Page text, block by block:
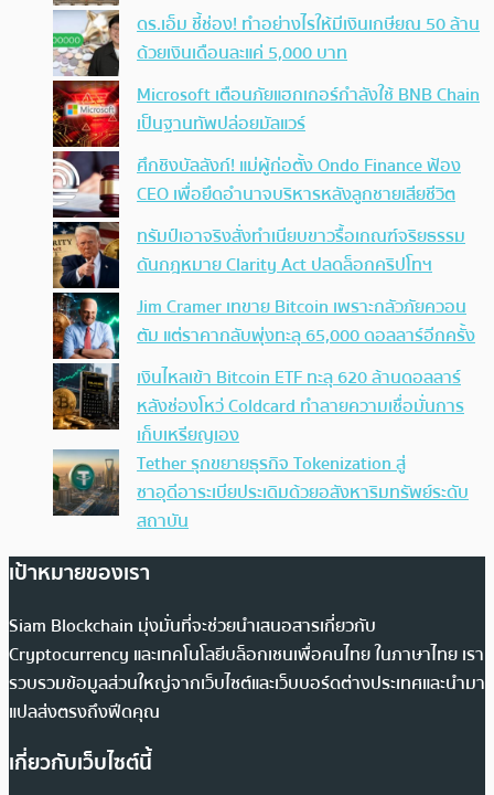
ดร.เอ็ม ชี้ช่อง! ทำอย่างไรให้มีเงินเกษียณ 50 ล้าน
ด้วยเงินเดือนละแค่ 5,000 บาท
Microsoft เตือนภัยแฮกเกอร์กำลังใช้ BNB Chain
เป็นฐานทัพปล่อยมัลแวร์
ศึกชิงบัลลังก์! แม่ผู้ก่อตั้ง Ondo Finance ฟ้อง
CEO เพื่อยึดอำนาจบริหารหลังลูกชายเสียชีวิต
ทรัมป์เอาจริง สั่งทำเนียบขาวรื้อเกณฑ์จริยธรรม
ดันกฎหมาย Clarity Act ปลดล็อกคริปโทฯ
Jim Cramer เทขาย Bitcoin เพราะกลัวภัยควอน
ตัม แต่ราคากลับพุ่งทะลุ 65,000 ดอลลาร์อีกครั้ง
เงินไหลเข้า Bitcoin ETF ทะลุ 620 ล้านดอลลาร์
หลังช่องโหว่ Coldcard ทำลายความเชื่อมั่นการ
เก็บเหรียญเอง
Tether รุกขยายธุรกิจ Tokenization สู่
ซาอุดีอาระเบียประเดิมด้วยอสังหาริมทรัพย์ระดับ
สถาบัน
เป้าหมายของเรา
Siam Blockchain มุ่งมั่นที่จะช่วยนำเสนอสารเกี่ยวกับ
Cryptocurrency และเทคโนโลยีบล็อกเชนเพื่อคนไทย ในภาษาไทย เรา
รวบรวมข้อมูลส่วนใหญ่จากเว็บไซต์และเว็บบอร์ดต่างประเทศและนำมา
แปลส่งตรงถึงฟีดคุณ
เกี่ยวกับเว็บไซต์นี้